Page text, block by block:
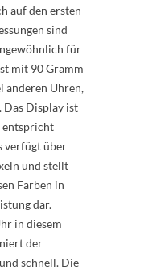
auf den ersten
sind
für
mit 90 Gramm
anderen Uhren,
Das Display ist
entspricht
verfügt über
und stellt
Farben in
dar.
in diesem
der
schnell. Die